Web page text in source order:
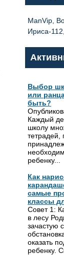
ManVip,
Ириса-
Выбор
или
быть?
Каждый
школу
тетрадей,
ребенку...
Как
самые
классы
Совет 1:
в лесу
зачастую
оказать
ребенку.